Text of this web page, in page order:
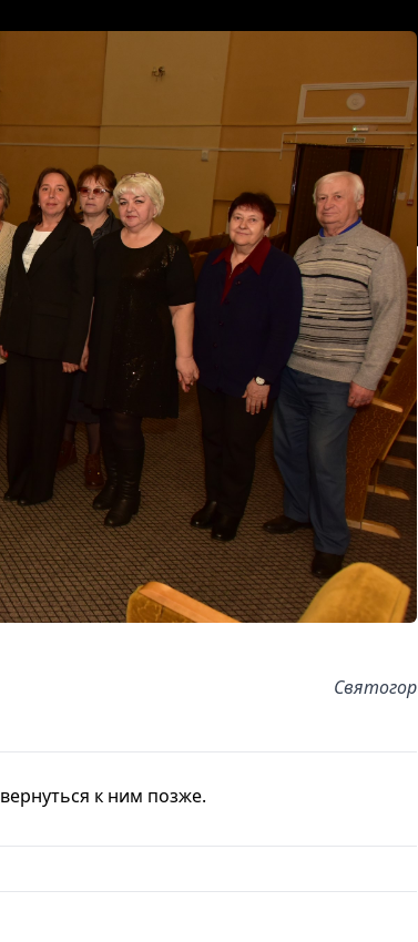
к ним позже.
Святогор